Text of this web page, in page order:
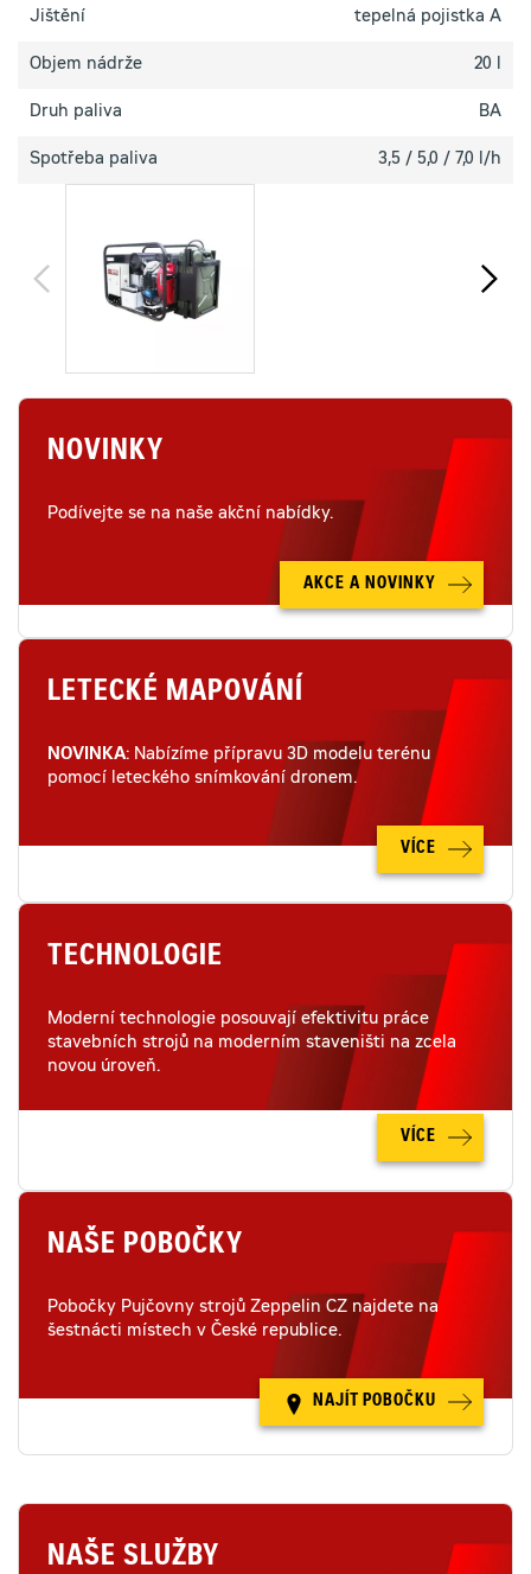
Jištění tepelná pojistka A
Objem nádrže 20 l
Druh paliva BA
Spotřeba paliva 3,5 / 5,0 / 7,0 l/h
NOVINKY
Podívejte se na naše akční nabídky.
AKCE A NOVINKY
LETECKÉ MAPOVÁNÍ
NOVINKA: Nabízíme přípravu 3D modelu terénu
pomocí leteckého snímkování dronem.
VÍCE
TECHNOLOGIE
Moderní technologie posouvají efektivitu práce
stavebních strojů na moderním staveništi na zcela
novou úroveň.
VÍCE
NAŠE POBOČKY
Pobočky Pujčovny strojů Zeppelin CZ najdete na
šestnácti místech v České republice.
NAJÍT POBOČKU
NAŠE SLUŽBY